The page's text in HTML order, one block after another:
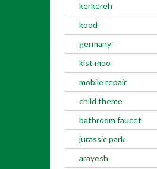
kerkereh
kood
germany
kist moo
mobile repair
child theme
bathroom faucet
jurassic park
arayesh